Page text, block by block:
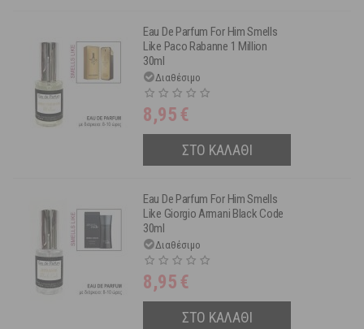
Eau De Parfum For Him Smells
Like Paco Rabanne 1 Million
30ml
Διαθέσιμο
8,95 €
ΣΤΟ ΚΑΛΑΘΙ
Eau De Parfum For Him Smells
Like Giorgio Armani Black Code
30ml
Διαθέσιμο
8,95 €
ΣΤΟ ΚΑΛΑΘΙ